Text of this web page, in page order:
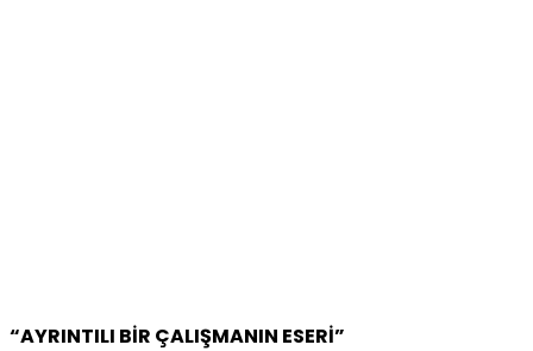
“AYRINTILI BİR ÇALIŞMANIN ESERİ”